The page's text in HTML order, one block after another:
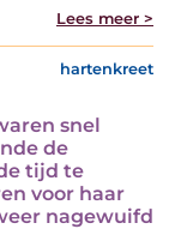
Lees meer >
hartenkreet
snel
de
tijd te
voor haar
nagewuifd